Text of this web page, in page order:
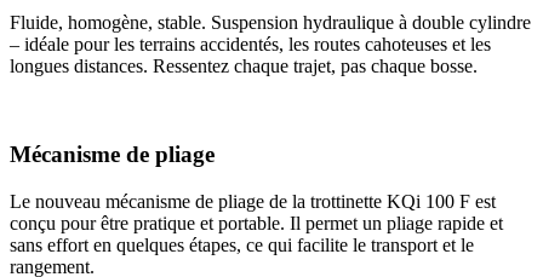
Fluide, homogène, stable. Suspension hydraulique à double cylindre
– idéale pour les terrains accidentés, les routes cahoteuses et les
longues distances. Ressentez chaque trajet, pas chaque bosse.
Mécanisme de pliage
Le nouveau mécanisme de pliage de la trottinette KQi 100 F est
conçu pour être pratique et portable. Il permet un pliage rapide et
sans effort en quelques étapes, ce qui facilite le transport et le
rangement.